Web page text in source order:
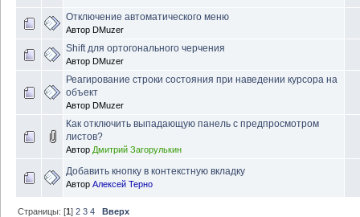
Отключение автоматического меню
Автор DMuzer
Shift для ортогонального черчения
Автор DMuzer
Реагирование строки состояния при наведении курсора на
объект
Автор DMuzer
Как отключить выпадающую панель с предпросмотром
листов?
Автор Дмитрий Загорулькин
Добавить кнопку в контекстную вкладку
Автор Алексей Терно
Страницы: [1]2 3 4 Вверх